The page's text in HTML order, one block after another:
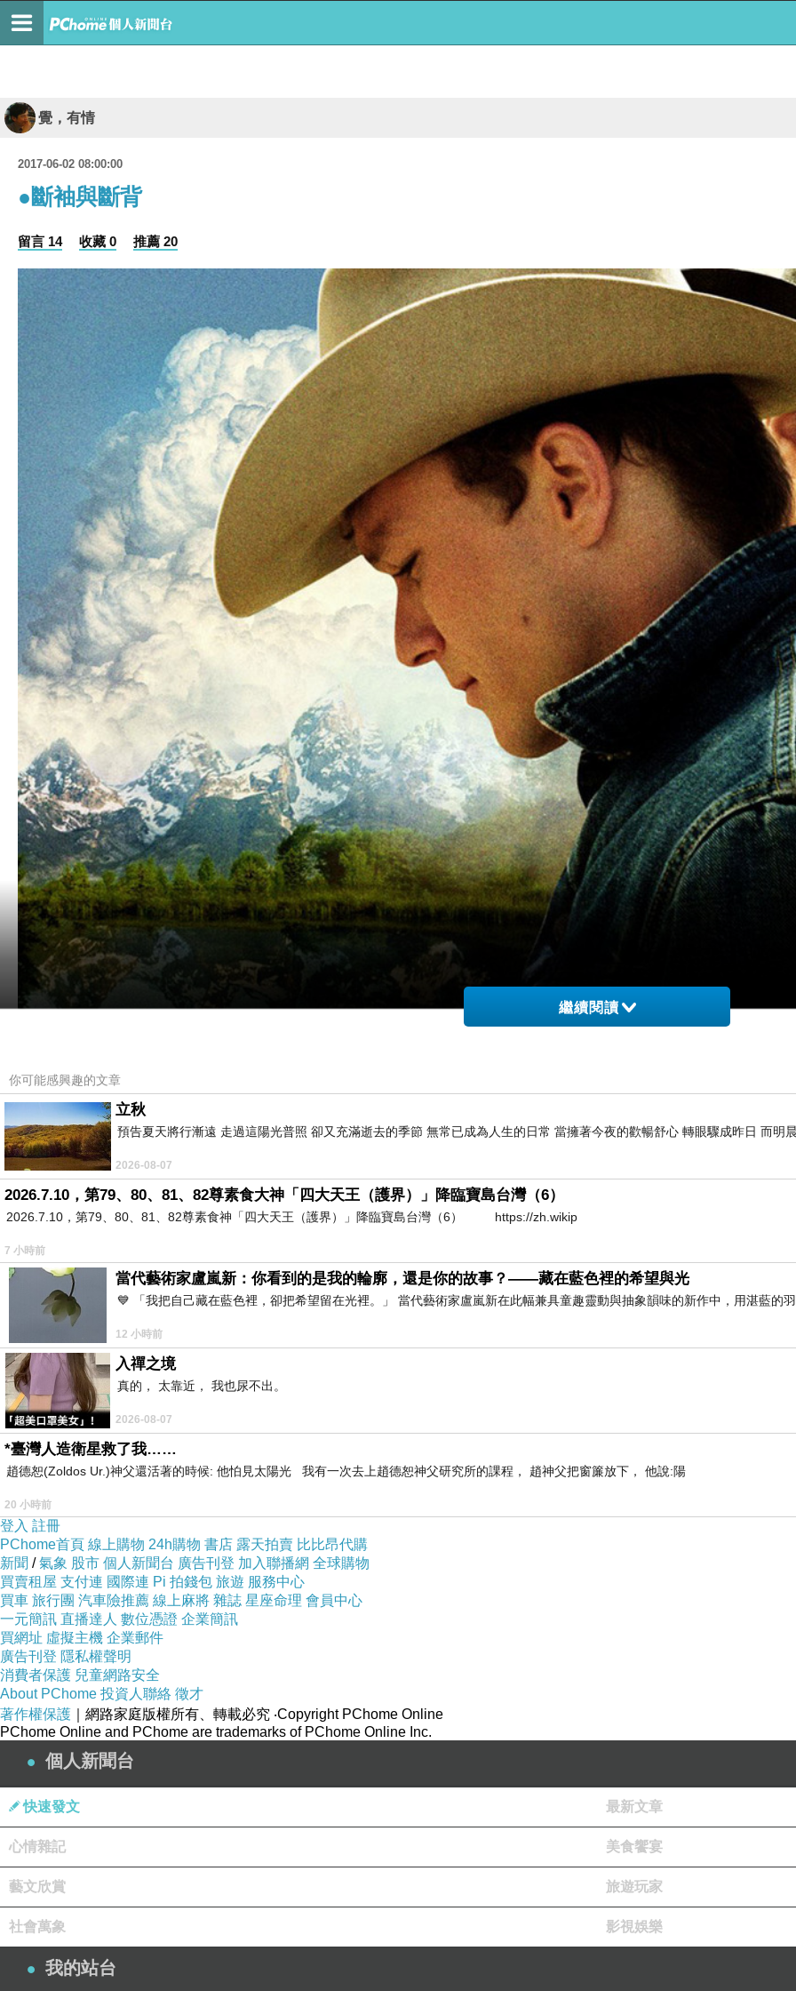
覺，有情
2017-06-02 08:00:00
●斷袖與斷背
留言 14 收藏 0 推薦 20
●斷袖與斷背
3/6/06 12:16:01 pm
：最近同婚的話題已進入民法或專法承認的討論，翻閱舊文，原來我在鄉村部落格時代，就藉李安斷臂山得奬發表過看法，文中的討論現在讀來亦不
有一次教育部長在立法院被修理，原因是英文程度太差，不懂什麼叫「
性戀都會被有色眼光看不起，所以上了年紀又沒放過洋的官員不知道什麼叫「
以前斷袖之癖被嗤之以鼻，現在社會卻被李安的「斷背山」炒得漫天價響，斷背與斷袖到底一不一樣呢？男人對於這種特殊
《漢書
「 常與上臥起。嘗晝寢，偏藉上袖，上欲起，賢未覺，不欲動賢，乃斷袖而起。
西漢時，董賢是禦史董恭的兒子，在漢哀帝劉欣還是太子時曾當過太子舍人。就是這一瞥，哀帝忽然發現，幾年不見，董
隨身侍從。從此對他日益寵愛，同車而乘，同榻而眠。
董賢不僅長得像美女，言談舉止也十足地像女人，「性柔和」、「善為媚」。哀帝對董賢的愛之深，可用一個例子來說明
忍驚醒董賢，隨手拔劍割斷了衣袖。後人將同性戀稱為「斷袖之癖」，便是源出於此。
可見斷袖說的也是男人的同性戀。不過比起古人隱晦的斷袖之癖，現代的斷臂可就大膽而開放得多了！
本能」或「性主動」的動物，所以柏拉圖式的精神戀愛通常只能見容於女同性戀，在男同性戀之中要靠感情昇華來維繫恐
也許有人會說：「廢話！連保守的英國都已立法同意同性戀婚姻有效了，這個話題還有什麼好討論的？」；但有的男人可能
這沒什麼好奇怪的，有娘娘腔的男人，沙文主義當然也是男人的潛在意識之一。不過世上既然有男女的性別差異，除非意
性戀只能被限定在合法或消極接納而已；反同性戀的情結成為主流意識也就不足為奇了。
上一篇：屈原訪問記
繼續閱讀
你可能感興趣的文章
立秋
預告夏天將行漸遠 走過這陽光普照 卻又充滿逝去的季節 無常已成為人生的日常 當擁著今夜的歡暢舒心 轉眼驟成昨日 而明
2026-08-07
2026.7.10，第79、80、81、82尊素食大神「四大天王（護界）」降臨寶島台灣（6）
2026.7.10，第79、80、81、82尊素食神「四大天王（護界）」降臨寶島台灣（6） https://zh.wikip
7 小時前
當代藝術家盧嵐新：你看到的是我的輪廓，還是你的故事？——藏在藍色裡的希望與光
💙 「我把自己藏在藍色裡，卻把希望留在光裡。」 當代藝術家盧嵐新在此幅兼具童趣靈動與抽象韻味的新作中，用湛藍的
12 小時前
入禪之境
真的， 太靠近， 我也尿不出。
2026-08-07
*臺灣人造衛星救了我……
趙德恕(Zoldos Ur.)神父還活著的時候: 他怕見太陽光 我有一次去上趙德恕神父研究所的課程， 趙神父把窗簾放下， 他說:陽
20 小時前
登入 註冊
PChome首頁 線上購物 24h購物 書店 露天拍賣 比比昂代購
新聞 /氣象 股市 個人新聞台 廣告刊登 加入聯播網 全球購物
買賣租屋 支付連 國際連 Pi 拍錢包 旅遊 服務中心
買車 旅行團 汽車險推薦 線上麻將 雜誌 星座命理 會員中心
一元簡訊 直播達人 數位憑證 企業簡訊
買網址 虛擬主機 企業郵件
廣告刊登 隱私權聲明
消費者保護 兒童網路安全
About PChome 投資人聯絡 徵才
著作權保護 ｜網路家庭版權所有、轉載必究 ‧Copyright PChome Online
PChome Online and PChome are trademarks of PChome Online Inc.
個人新聞台
快速發文 最新文章
心情雜記 美食饗宴
藝文欣賞 旅遊玩家
社會萬象 影視娛樂
我的站台